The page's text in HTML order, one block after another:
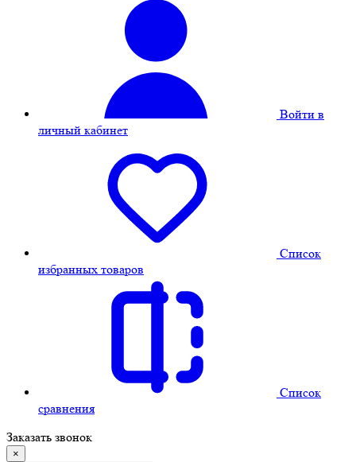
Войти в
личный кабинет
Cписок
избранных товаров
Cписок
сравнения
Заказать звонок
×